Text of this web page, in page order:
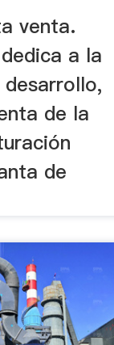
venta.
a la
de la
de